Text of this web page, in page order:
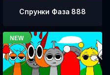
Спрунки Фаза 888